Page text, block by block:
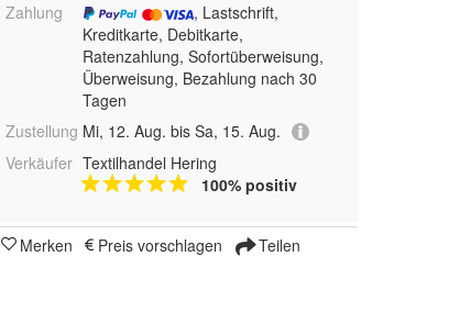
Zahlung
, Lastschrift,
Kreditkarte, Debitkarte,
Ratenzahlung, Sofortüberweisung,
Überweisung, Bezahlung nach 30
Tagen
Zustellung Mi, 12. Aug. bis Sa, 15. Aug.
Verkäufer Textilhandel Hering
100% positiv
Merken Preis vorschlagen Teilen